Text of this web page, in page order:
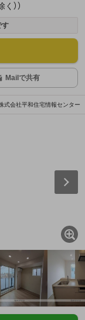
））
す
Mailで共有
会社平和住宅情報センター